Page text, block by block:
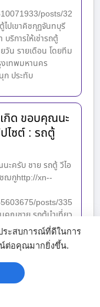
ระสบการณ์ที่ดีในการ
น์ต่อคุณมากยิ่งขึ้น.
posts/32
ปเขาคิชกุฏจันทบุรี
ริการให้เช่ารถตู้
น รายเดือน โดยทีม
เทพมหานคร
ก ประทับ
กิด ขอบคุณนะ
ไซต์ : รถตู้
ครับ ชาย รถตู้ วีไอ
ชฌกูhttp://xn--
posts/335
คุณชาย รถตู้นำเที่ยว
รถตู้รับเหมา
จร ทั้งแบบรายวัน
เส้นทาง พื้นที่
ทริป ไหนๆ ก็ สนุก